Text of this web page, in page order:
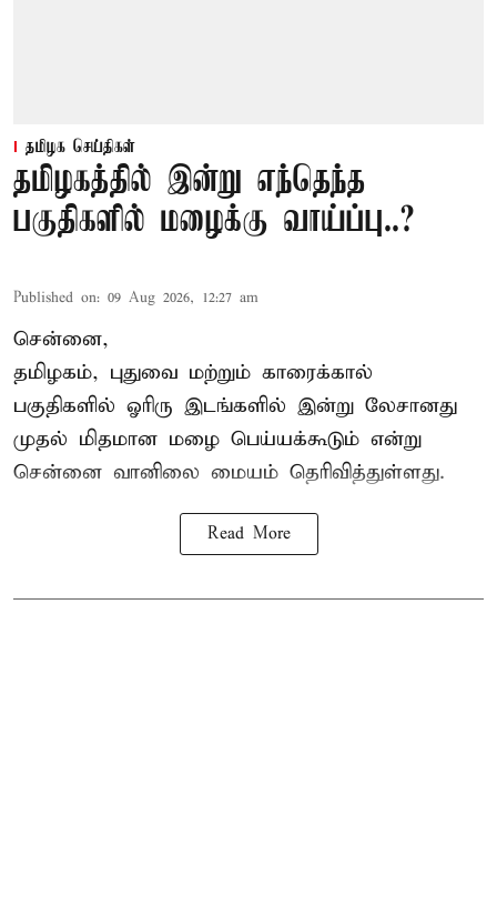
தமிழக செய்திகள்
தமிழகத்தில் இன்று எந்தெந்த
பகுதிகளில் மழைக்கு வாய்ப்பு..?
Published on: 09 Aug 2026, 12:27 am
சென்னை,
தமிழகம், புதுவை மற்றும் காரைக்கால்
பகுதிகளில் ஓரிரு இடங்களில் இன்று லேசானது
முதல் மிதமான மழை பெய்யக்கூடும் என்று
சென்னை வானிலை மையம் தெரிவித்துள்ளது.
Read More